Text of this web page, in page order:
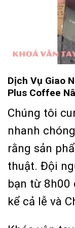
Dịch Vụ Giao
Plus Coffee
Chúng tôi
nhanh
rằng sản
thuật. Đội
bạn từ 8h00
kể cả lễ và